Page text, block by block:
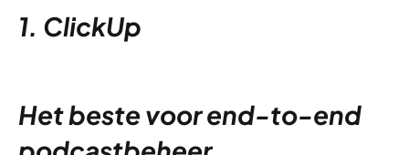
1. ClickUp
Het beste voor end-to-end